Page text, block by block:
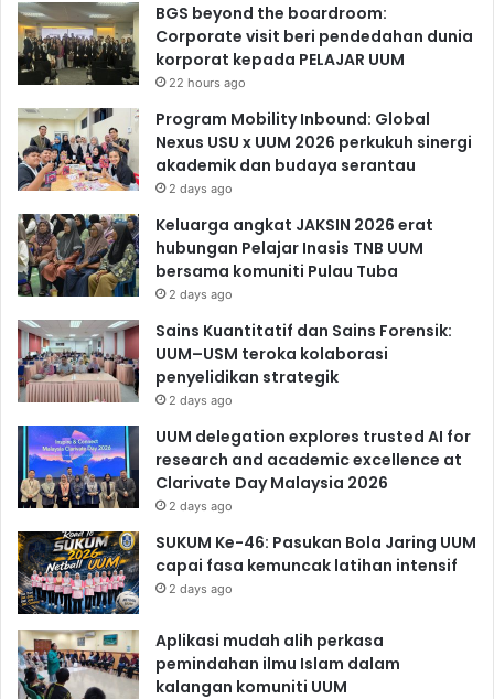
BGS beyond the boardroom:
Corporate visit beri pendedahan dunia
korporat kepada PELAJAR UUM
22 hours ago
Program Mobility Inbound: Global
Nexus USU x UUM 2026 perkukuh sinergi
akademik dan budaya serantau
2 days ago
Keluarga angkat JAKSIN 2026 erat
hubungan Pelajar Inasis TNB UUM
bersama komuniti Pulau Tuba
2 days ago
Sains Kuantitatif dan Sains Forensik:
UUM–USM teroka kolaborasi
penyelidikan strategik
2 days ago
UUM delegation explores trusted AI for
research and academic excellence at
Clarivate Day Malaysia 2026
2 days ago
SUKUM Ke-46: Pasukan Bola Jaring UUM
capai fasa kemuncak latihan intensif
2 days ago
Aplikasi mudah alih perkasa
pemindahan ilmu Islam dalam
kalangan komuniti UUM